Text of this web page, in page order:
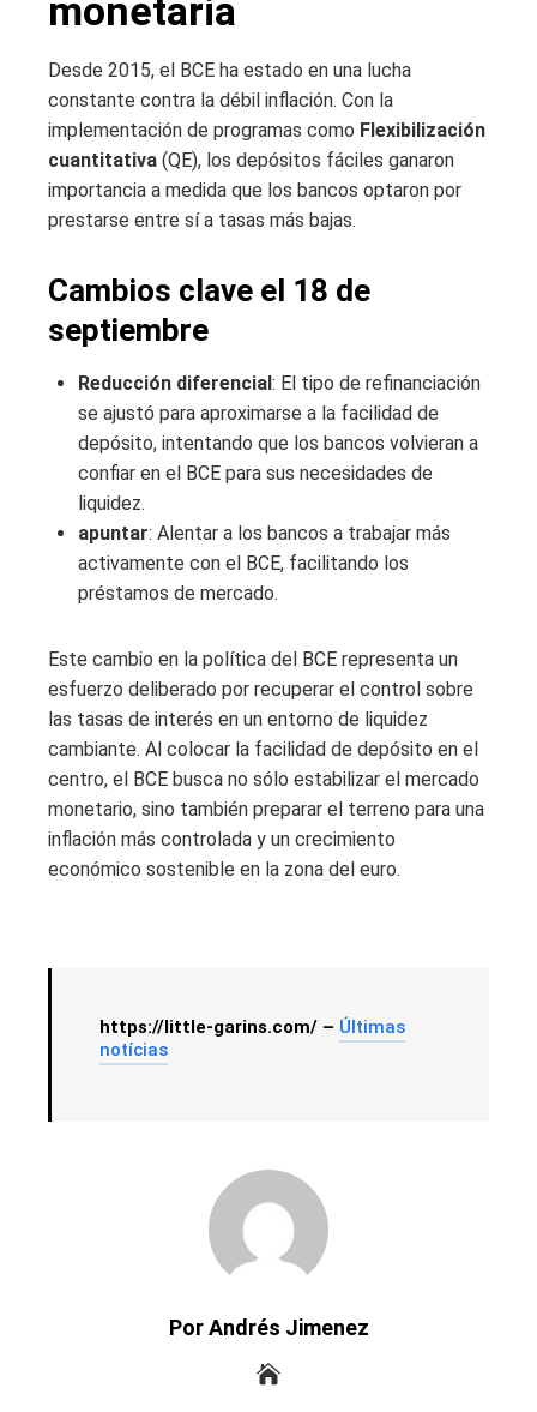
monetaria
Desde 2015, el BCE ha estado en una lucha
constante contra la débil inflación. Con la
implementación de programas como Flexibilización
cuantitativa (QE), los depósitos fáciles ganaron
importancia a medida que los bancos optaron por
prestarse entre sí a tasas más bajas.
Cambios clave el 18 de
septiembre
Reducción diferencial: El tipo de refinanciación
se ajustó para aproximarse a la facilidad de
depósito, intentando que los bancos volvieran a
confiar en el BCE para sus necesidades de
liquidez.
apuntar: Alentar a los bancos a trabajar más
activamente con el BCE, facilitando los
préstamos de mercado.
Este cambio en la política del BCE representa un
esfuerzo deliberado por recuperar el control sobre
las tasas de interés en un entorno de liquidez
cambiante. Al colocar la facilidad de depósito en el
centro, el BCE busca no sólo estabilizar el mercado
monetario, sino también preparar el terreno para una
inflación más controlada y un crecimiento
económico sostenible en la zona del euro.
https://little-garins.com/ – Últimas
notícias
Por Andrés Jimenez